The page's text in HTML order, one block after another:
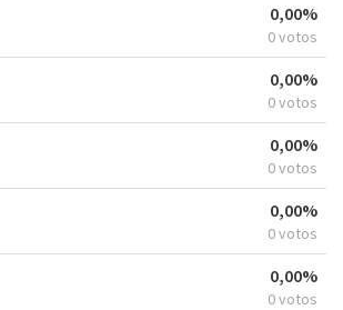
0,00%
0 votos
0,00%
0 votos
0,00%
0 votos
0,00%
0 votos
0,00%
0 votos